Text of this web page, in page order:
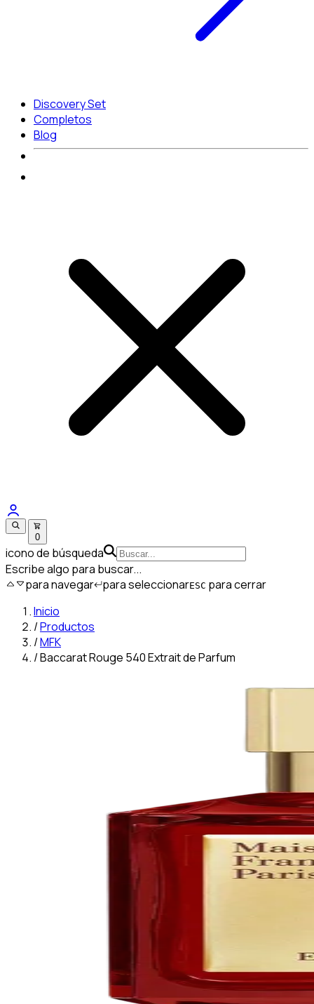
Discovery Set
Completos
Blog
0
icono de búsqueda
Escribe algo para buscar...
para navegar para seleccionarESC para cerrar
Inicio
/Productos
/MFK
/Baccarat Rouge 540 Extrait de Parfum